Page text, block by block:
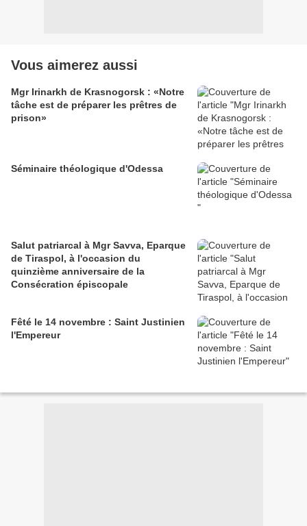
Vous aimerez aussi
Mgr Irinarkh de Krasnogorsk : «Notre
tâche est de préparer les prêtres de
prison»
Séminaire théologique d'Odessa
Salut patriarcal à Mgr Savva, Eparque
de Tiraspol, à l'occasion du
quinzième anniversaire de la
Consécration épiscopale
Fêté le 14 novembre : Saint Justinien
l'Empereur